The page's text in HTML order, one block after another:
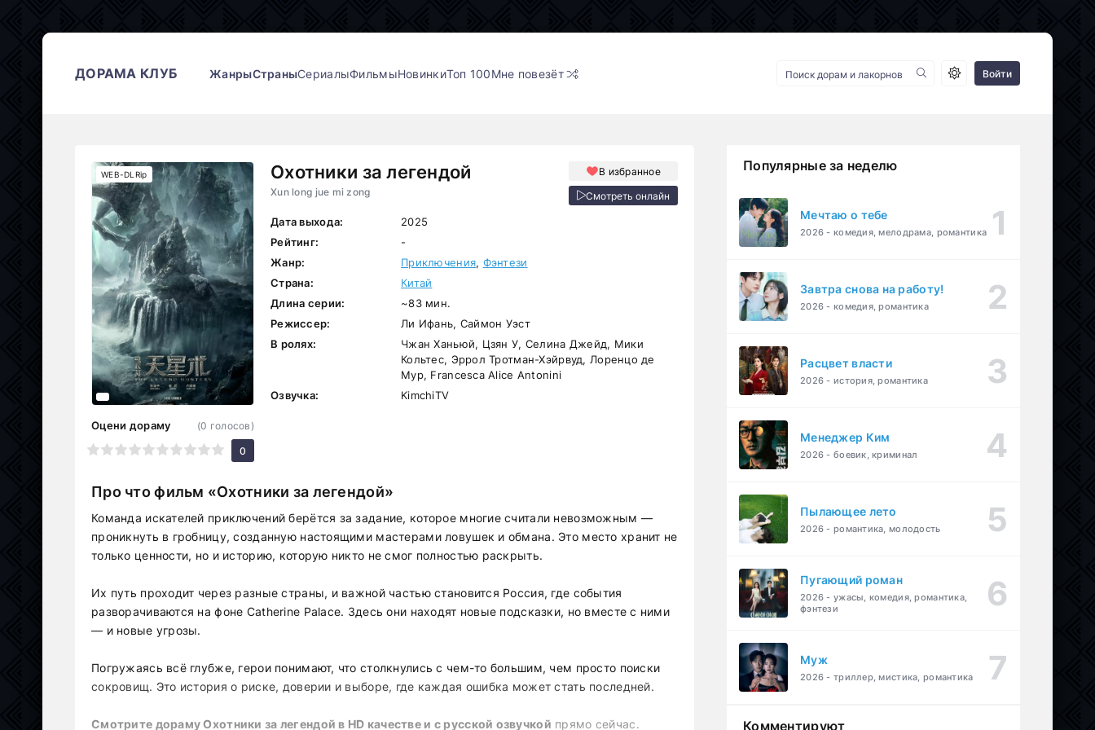
ДОРАМА КЛУБ ЖанрыСтраныСериалыФильмыНовинкиТоп 100Мне повезёт Войти
Охотники за легендой
Xun long jue mi zong
В избранное
Смотреть онлайн
WEB-DLRip
Оцени дораму
7 8 9 10
(0 голосов)
0
Дата выхода:
2025
Рейтинг:
-
Жанр:
Приключения, Фэнтези
Страна:
Китай
Длина серии:
~83 мин.
Режиссер:
Ли Ифань, Саймон Уэст
В ролях:
Чжан Ханьюй, Цзян У, Селина Джейд, Мики
Кольтес, Эррол Тротман-Хэйрвуд, Лоренцо де
Мур, Francesca Alice Antonini
Озвучка:
KimchiTV
Про что фильм «Охотники за легендой»
Команда искателей приключений берётся за задание, которое многие считали невозможным —
проникнуть в гробницу, созданную настоящими мастерами ловушек и обмана. Это место хранит не
только ценности, но и историю, которую никто не смог полностью раскрыть.
Их путь проходит через разные страны, и важной частью становится Россия, где события
разворачиваются на фоне Catherine Palace. Здесь они находят новые подсказки, но вместе с ними
— и новые угрозы.
Погружаясь всё глубже, герои понимают, что столкнулись с чем-то большим, чем просто поиски
сокровищ. Это история о риске, доверии и выборе, где каждая ошибка может стать последней.
Смотрите дораму Охотники за легендой в HD качестве и с русской озвучкой прямо сейчас.
Популярные за неделю
Мечтаю о тебе
2026 - комедия, мелодрама, романтика
Завтра снова на работу!
2026 - комедия, романтика
Расцвет власти
2026 - история, романтика
Менеджер Ким
2026 - боевик, криминал
Пылающее лето
2026 - романтика, молодость
Пугающий роман
2026 - ужасы, комедия, романтика,
фэнтези
Муж
2026 - триллер, мистика, романтика
Комментируют